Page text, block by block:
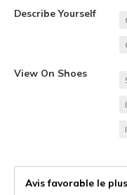
Describe Yourself
View On Shoes
Avis favorable le